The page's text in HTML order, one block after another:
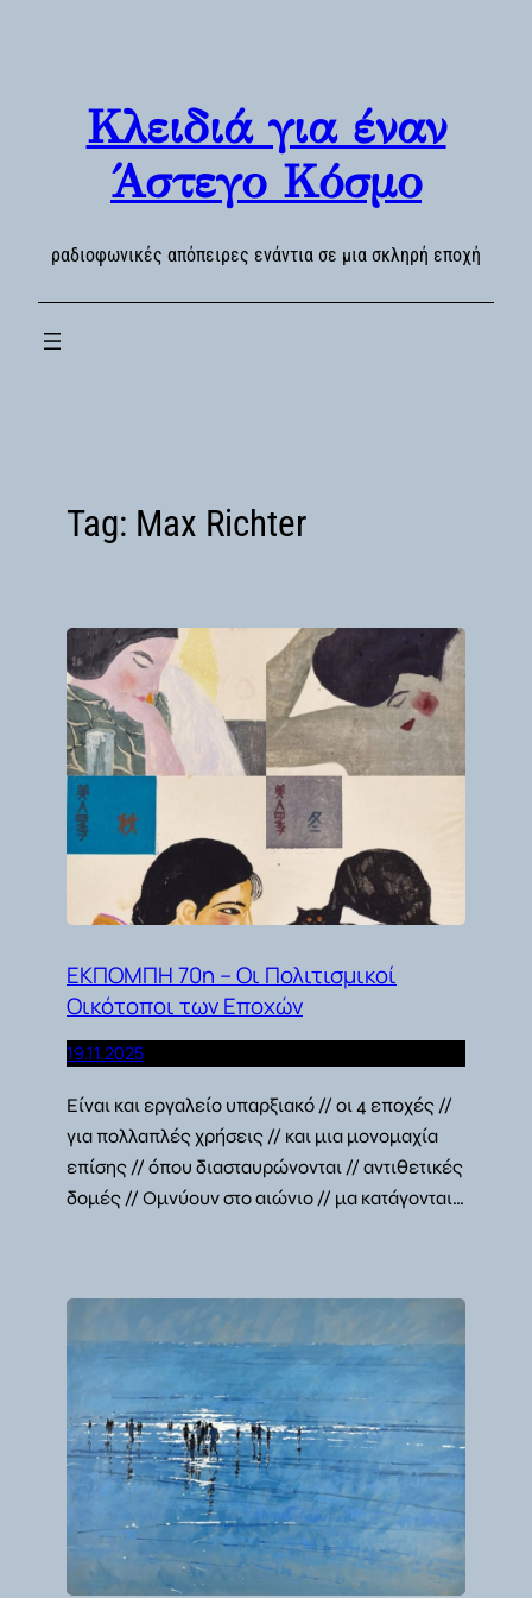
Κλειδιά για έναν
Άστεγο Κόσμο
ραδιοφωνικές απόπειρες ενάντια σε μια σκληρή εποχή
Tag: Max Richter
ΕΚΠΟΜΠΗ 70η – Οι Πολιτισμικοί
Οικότοποι των Εποχών
19.11.2025
Είναι και εργαλείο υπαρξιακό // οι 4 εποχές //
για πολλαπλές χρήσεις // και μια μονομαχία
επίσης // όπου διασταυρώνονται // αντιθετικές
δομές // Ομνύουν στο αιώνιο // μα κατάγονται…